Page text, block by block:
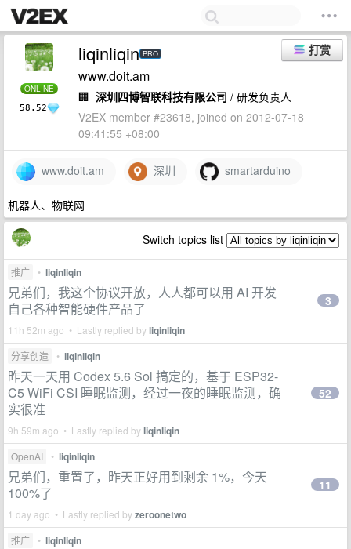
ONLINE
58.52
打赏
liqinliqin PRO
www.doit.am
🏢 深圳四博智联科技有限公司 / 研发负责人
V2EX member #23618, joined on 2012-07-18
09:41:55 +08:00
www.doit.am 深圳 smartarduino
机器人、物联网
Switch topics list
推广 • liqinliqin
兄弟们，我这个协议开放，人人都可以用 AI 开发
自己各种智能硬件产品了
11h 52m ago • Lastly replied byliqinliqin
3
分享创造 • liqinliqin
昨天一天用 Codex 5.6 Sol 搞定的，基于 ESP32-
C5 WiFi CSI 睡眠监测，经过一夜的睡眠监测，确
实很准
9h 59m ago • Lastly replied byliqinliqin
52
OpenAI • liqinliqin
兄弟们，重置了，昨天正好用到剩余 1%，今天
100%了
1 day ago • Lastly replied byzeroonetwo
11
推广 • liqinliqin